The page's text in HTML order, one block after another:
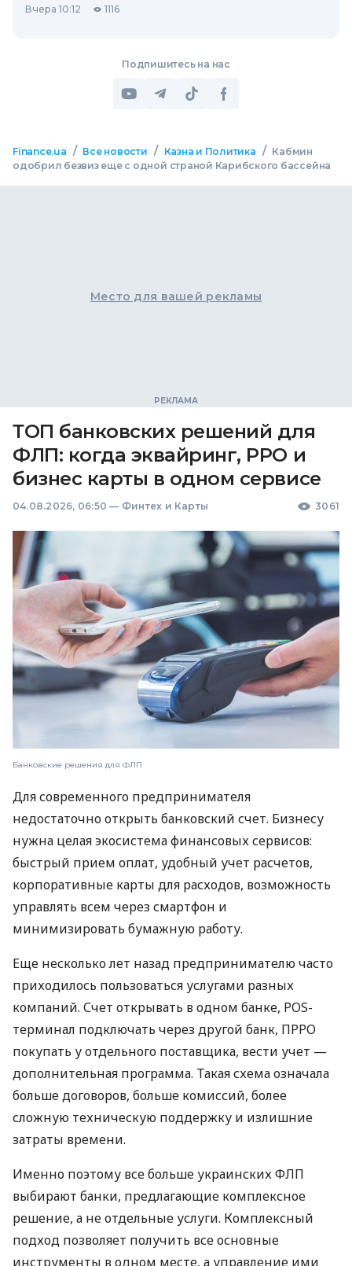
Вчера 10:12 1116
Подпишитесь на нас
Finance.ua / Все новости / Казна и Политика / Кабмин
одобрил безвиз еще с одной страной Карибского бассейна
Место для вашей рекламы
ТОП банковских решений для
ФЛП: когда эквайринг, РРО и
бизнес карты в одном сервисе
04.08.2026, 06:50 — Финтех и Карты 3061
Банковские решения для ФЛП
Для современного предпринимателя
недостаточно открыть банковский счет. Бизнесу
нужна целая экосистема финансовых сервисов:
быстрый прием оплат, удобный учет расчетов,
корпоративные карты для расходов, возможность
управлять всем через смартфон и
минимизировать бумажную работу.
Еще несколько лет назад предпринимателю часто
приходилось пользоваться услугами разных
компаний. Счет открывать в одном банке, POS-
терминал подключать через другой банк, ПРРО
покупать у отдельного поставщика, вести учет —
дополнительная программа. Такая схема означала
больше договоров, больше комиссий, более
сложную техническую поддержку и излишние
затраты времени.
Именно поэтому все больше украинских ФЛП
выбирают банки, предлагающие комплексное
решение, а не отдельные услуги. Комплексный
подход позволяет получить все основные
инструменты в одном месте, а управление ими